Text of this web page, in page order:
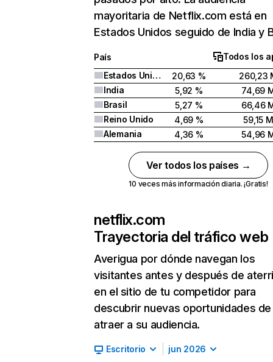
mayoritaria de Netflix.com está en
Estados Unidos seguido de India y
País
Todos los
Estados Unidos
20,63 %
260,23
India
5,92 %
74,69
Brasil
5,27 %
66,46
Reino Unido
4,69 %
59,15 M
Alemania
4,36 % 54,96
Ver todos los países →
10 veces más información diaria. ¡Gratis!
netflix.com
Trayectoria del tráfico web
Averigua por dónde navegan los
visitantes antes y después de
en el sitio de tu competidor para
descubrir nuevas oportunidades de
atraer a su audiencia.
Escritorio jun 2026